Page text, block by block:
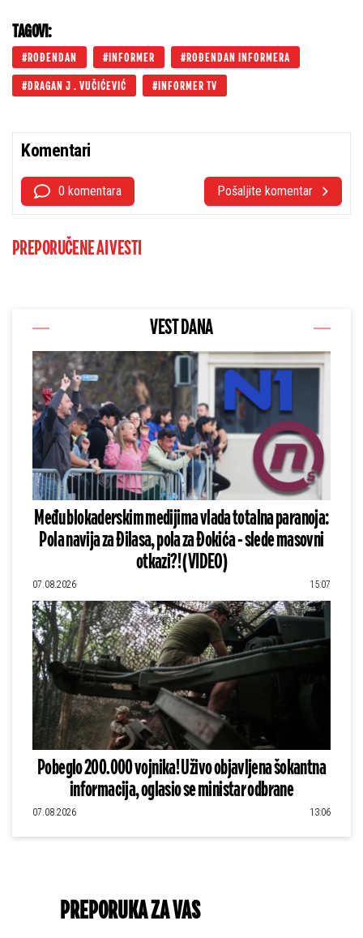
TAGOVI:
ROĐENDAN INFORMER ROĐENDAN INFORMERA
DRAGAN J . VUČIĆEVIĆ INFORMER TV
Komentari
0 komentara Pošaljite komentar
PREPORUČENE AI VESTI
VEST DANA
Među blokaderskim medijima vlada totalna paranoja:
Pola navija za Đilasa, pola za Đokića - slede masovni
otkazi?! (VIDEO)
07.08.2026 15:07
Pobeglo 200.000 vojnika! Uživo objavljena šokantna
informacija, oglasio se ministar odbrane
07.08.2026 13:06
PREPORUKA ZA VAS